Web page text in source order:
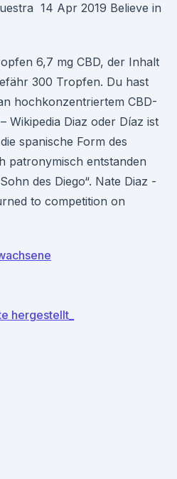
14 Apr 2019 Believe in
6,7 mg CBD, der Inhalt
300 Tropfen. Du hast
hochkonzentriertem CBD-
Wikipedia Diaz oder Díaz ist
spanische Form des
patronymisch entstanden
des Diego“. Nate Diaz -
to competition on
hergestellt_